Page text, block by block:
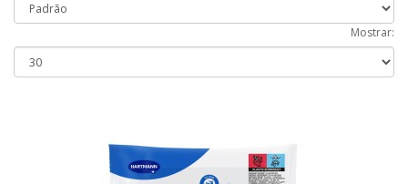
Mostrar: